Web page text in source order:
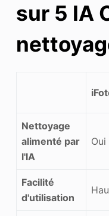
sur 5 IA
Nettoyage
alimenté par
l'IA
Oui
Facilité
d'utilisation